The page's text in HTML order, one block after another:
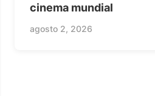
cinema mundial
agosto 2, 2026